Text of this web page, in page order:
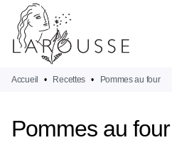
MENU
PIED DE PAGE
Accueil • Recettes • Pommes au four
Pommes au four